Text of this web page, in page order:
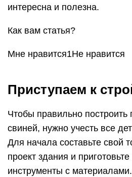
интересна и полезна.
Как вам статья?
Мне нравится1Не нравится
Приступаем к
Чтобы правильно
свиней, нужно учесть все
Для начала составьте свой
проект здания и
инструменты с материалами.